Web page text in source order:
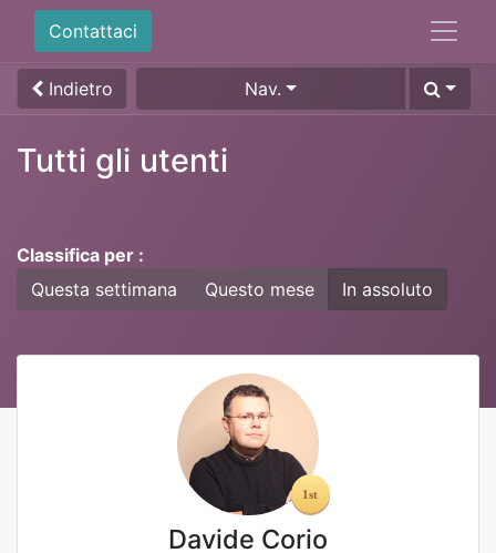
Contattaci
Indietro Nav.
Tutti gli utenti
Classifica per :
Questa settimana
Questo mese In assoluto
Davide Corio